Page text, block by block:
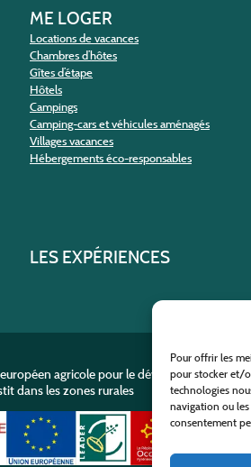
Pour offrir les
pour stocker et/
technologies
navigation ou
consentement
ME LOGER
Locations de vacances
Chambres d’hôtes
Gîtes d’étape
Hôtels
Campings
Camping-cars et véhicules aménagés
Villages vacances
Hébergements éco-responsables
LES EXPÉRIENCES
agricole pour le développement rural
dans les zones rurales